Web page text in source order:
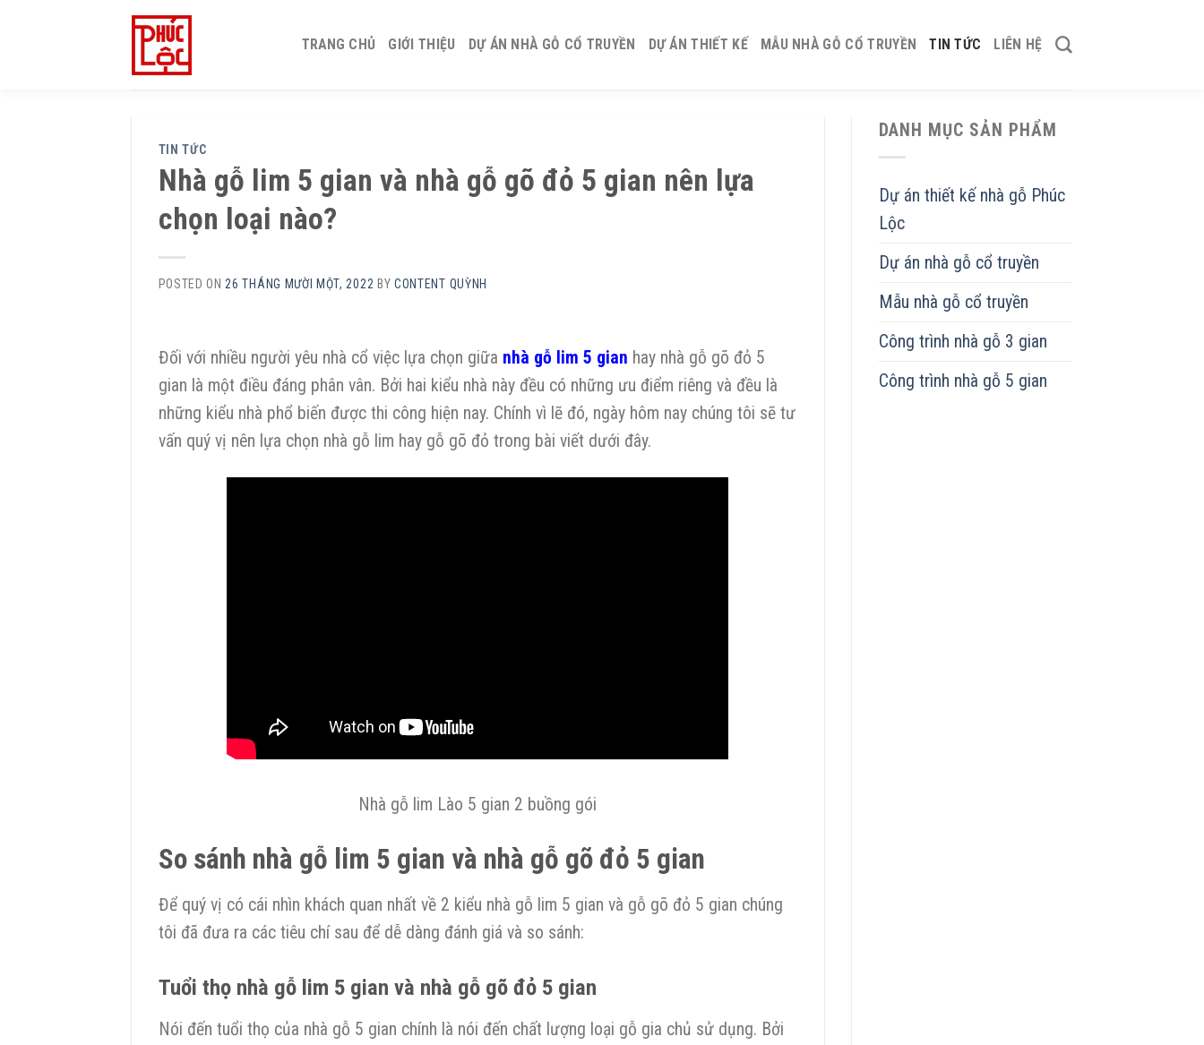
TRANG CHỦ GIỚI THIỆU DỰ ÁN NHÀ GỖ CỔ TRUYỀN DỰ ÁN THIẾT KẾ MẪU NHÀ GỖ CỔ TRUYỀN TIN TỨC LIÊN HỆ
TIN TỨC
Nhà gỗ lim 5 gian và nhà gỗ gõ đỏ 5 gian nên lựa
chọn loại nào?
POSTED ON 26 THÁNG MƯỜI MỘT, 2022 BYCONTENT QUỲNH
Đối với nhiều người yêu nhà cổ việc lựa chọn giữa nhà gỗ lim 5 gian hay nhà gỗ gõ đỏ 5
gian là một điều đáng phân vân. Bởi hai kiểu nhà này đều có những ưu điểm riêng và đều là
những kiểu nhà phổ biến được thi công hiện nay. Chính vì lẽ đó, ngày hôm nay chúng tôi sẽ tư
vấn quý vị nên lựa chọn nhà gỗ lim hay gỗ gõ đỏ trong bài viết dưới đây.
Nhà gỗ lim Lào 5 gian 2 buồng gói
So sánh nhà gỗ lim 5 gian và nhà gỗ gõ đỏ 5 gian
Để quý vị có cái nhìn khách quan nhất về 2 kiểu nhà gỗ lim 5 gian và gỗ gõ đỏ 5 gian chúng
tôi đã đưa ra các tiêu chí sau để dễ dàng đánh giá và so sánh:
Tuổi thọ nhà gỗ lim 5 gian và nhà gỗ gõ đỏ 5 gian
Nói đến tuổi thọ của nhà gỗ 5 gian chính là nói đến chất lượng loại gỗ gia chủ sử dụng. Bởi
DANH MỤC SẢN PHẨM
Dự án thiết kế nhà gỗ Phúc
Lộc
Dự án nhà gỗ cổ truyền
Mẫu nhà gỗ cổ truyền
Công trình nhà gỗ 3 gian
Công trình nhà gỗ 5 gian